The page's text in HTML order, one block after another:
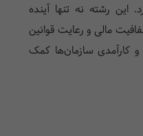
این رشته نه تنها آینده
مالی و رعایت قوانین
و کارآمدی سازمان‌ها کمک